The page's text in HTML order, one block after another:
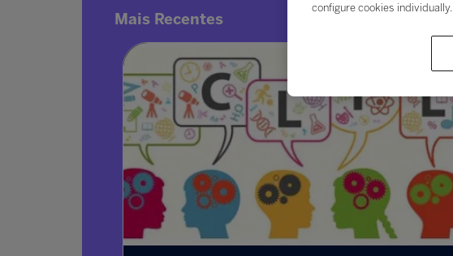
Mais Recentes
configure cookies individually.